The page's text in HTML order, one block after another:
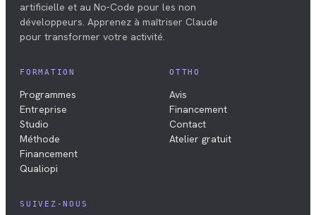
artificielle et au No-Code pour les non
développeurs. Apprenez à maîtriser Claude
pour transformer votre activité.
FORMATION
Programmes
Entreprise
Studio
Méthode
Financement
Qualiopi
OTTHO
Avis
Financement
Contact
Atelier gratuit
SUIVEZ-NOUS